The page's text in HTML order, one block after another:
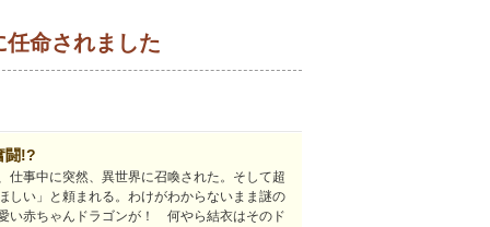
命されました
闘!?
仕事中に突然、異世界に召喚された。そして超
しい」と頼まれる。わけがわからないまま謎の
い赤ちゃんドラゴンが！ 何やら結衣はそのド